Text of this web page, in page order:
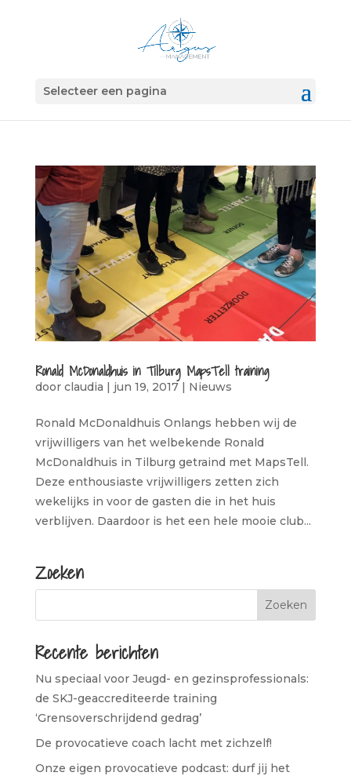
Selecteer een pagina
Ronald McDonaldhuis in Tilburg MapsTell training
door claudia | jun 19, 2017| Nieuws
Ronald McDonaldhuis Onlangs hebben wij de
vrijwilligers van het welbekende Ronald
McDonaldhuis in Tilburg getraind met MapsTell.
Deze enthousiaste vrijwilligers zetten zich
wekelijks in voor de gasten die in het huis
verblijven. Daardoor is het een hele mooie club...
Zoeken
Recente berichten
Nu speciaal voor Jeugd- en gezinsprofessionals:
de SKJ-geaccrediteerde training
‘Grensoverschrijdend gedrag’
De provocatieve coach lacht met zichzelf!
Onze eigen provocatieve podcast: durf jij het